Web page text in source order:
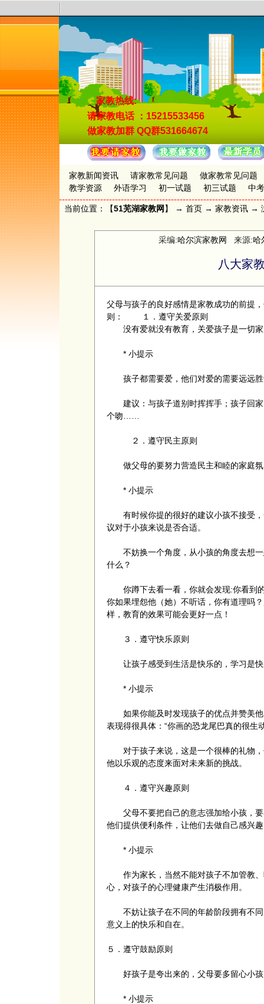
家教热线:
请家教电话 ：15215533456
做家教加群 QQ群531664674
家教新闻资讯 请家教常见问题
做家教常见问题
教学资源
外语学习 初一试题 初三试题 中
当前位置：【51芜湖家教网 】 → 首页 → 家教资讯 →
采编:哈尔滨家教网 来源:哈
八大家
父母与孩子的良好感情是家教成功的前提
则： １．遵守关爱原则
没有爱就没有教育，关爱孩子是一切家
* 小提示
孩子都需要爱，他们对爱的需要远远胜
建议：与孩子道别时挥挥手；孩子回家
个吻……
２．遵守民主原则
做父母的要努力营造民主和睦的家庭氛
* 小提示
有时候你提的很好的建议小孩不接受，
议对于小孩来说是否合适。
不妨换一个角度，从小孩的角度去想一
什么？
你蹲下去看一看，你就会发现:你看到的
你如果埋怨他（她）不听话，你有道理吗
样，教育的效果可能会更好一点！
３．遵守快乐原则
让孩子感受到生活是快乐的，学习是快
* 小提示
如果你能及时发现孩子的优点并赞美他
表现得很具体：“你画的恐龙尾巴真的很生
对于孩子来说，这是一个很棒的礼物，
他以乐观的态度来面对未来新的挑战。
４．遵守兴趣原则
父母不要把自己的意志强加给小孩，要
他们提供便利条件，让他们去做自己感兴
* 小提示
作为家长，当然不能对孩子不加管教、
心，对孩子的心理健康产生消极作用。
不妨让孩子在不同的年龄阶段拥有不同
意义上的快乐和自在。
５．遵守鼓励原则
好孩子是夸出来的，父母要多留心小孩
* 小提示